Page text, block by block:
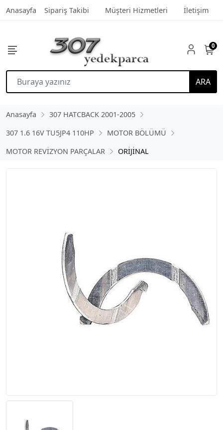
Anasayfa Sipariş Takibi Müşteri Hizmetleri İletişim
ARA
0
Anasayfa
307 HATCBACK 2001-2005
307 1.6 16V TU5JP4 110HP
MOTOR BÖLÜMÜ
MOTOR REVİZYON PARÇALAR
ORİJİNAL